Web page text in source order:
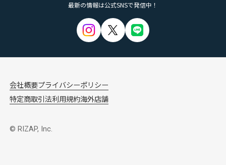
最新の情報は公式SNSで発信中！
会社概要プライバシーポリシー
特定商取引法利用規約海外店舗
© RIZAP, Inc.